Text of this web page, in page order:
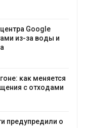
Google
из-за воды и
как меняется
с отходами
предупредили о